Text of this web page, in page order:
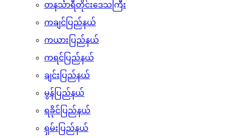
တနင်္သာရီတိုင်းဒေသကြီး
ကချင်ပြည်နယ်
ကယားပြည်နယ်
ကရင်ပြည်နယ်
ချင်းပြည်နယ်
မွန်ပြည်နယ်
ရခိုင်ပြည်နယ်
ရှမ်းပြည်နယ်